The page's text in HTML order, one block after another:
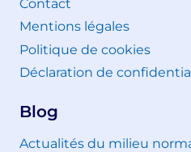
Contact
Mentions légales
Politique de cookies
Déclaration de
Blog
Actualités du milieu